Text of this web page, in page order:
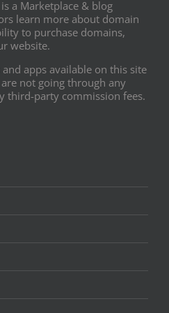
is a Marketplace & blog
learn more about domain
to purchase domains,
website.
apps available on this site
not going through any
third-party commission fees.